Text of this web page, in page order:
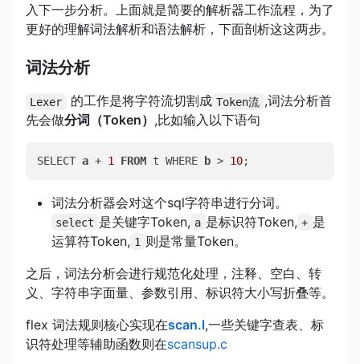
入下一步分析。上面就是简要的解析器工作流程，为了
更好的理解词法解析和语法解析，下面剖析这这两步。
词法分析
Lexer 的工作是将字符流切割成 Token流 ,词法分析首
先会做分词（Token） ,比如输入以下语句
SELECT a + 1 FROM t WHERE b > 10;
词法分析器会对这个sql字符串进行分词。
select 是关键字Token, a 是标识符Token, + 是
运算符Token, 1
则是常量Token。
之后，词法分析会进行规范化处理，注释、空白、转
义、字符串字面量、参数引用、标识符大小写折叠等。
flex 词法规则核心实现在scan.l,一些关键字查表、标
识符处理等辅助函数则在scansup.c